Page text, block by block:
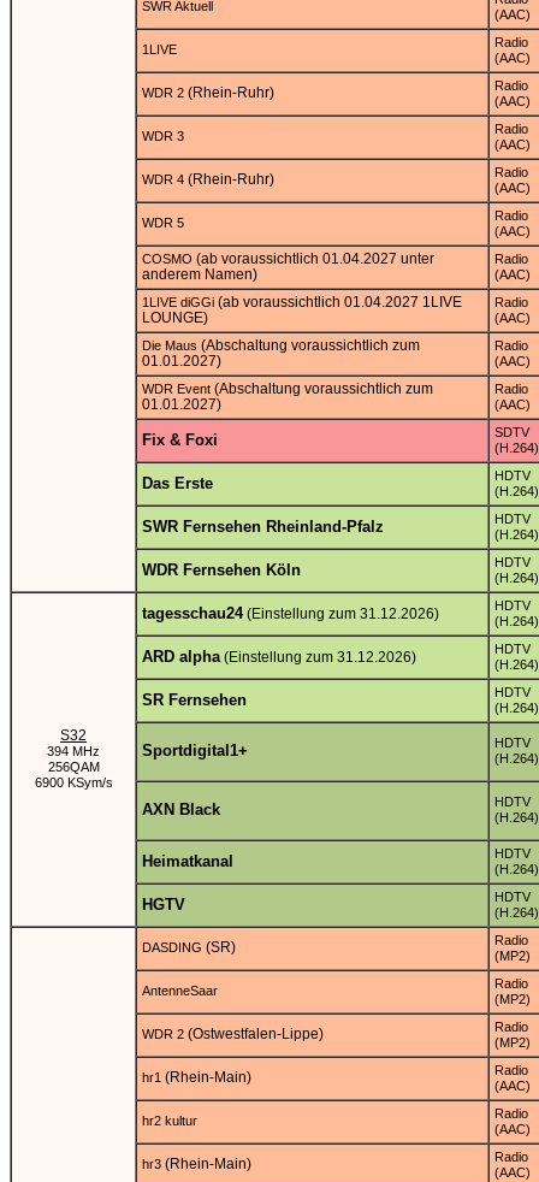
SWR Aktuell
(AAC)
1LIVE
Radio
(AAC)
WDR 2 (Rhein-Ruhr)
Radio
(AAC)
WDR 3
Radio
(AAC)
WDR 4 (Rhein-Ruhr)
Radio
(AAC)
WDR 5
Radio
(AAC)
COSMO (ab voraussichtlich 01.04.2027 unter
anderem Namen)
Radio
(AAC)
1LIVE diGGi (ab voraussichtlich 01.04.2027 1LIVE
LOUNGE)
Radio
(AAC)
Die Maus (Abschaltung voraussichtlich zum
01.01.2027)
Radio
(AAC)
WDR Event (Abschaltung voraussichtlich zum
01.01.2027)
Radio
(AAC)
Fix & Foxi
SDTV
(H.264)
Das Erste
HDTV
(H.264)
SWR Fernsehen Rheinland-Pfalz
HDTV
(H.264)
WDR Fernsehen Köln
HDTV
(H.264)
S32
394 MHz
256QAM
6900 KSym/s
tagesschau24(Einstellung zum 31.12.2026)
HDTV
(H.264)
ARD alpha(Einstellung zum 31.12.2026)
HDTV
(H.264)
SR Fernsehen
HDTV
(H.264)
Sportdigital1+
HDTV
(H.264)
AXN Black
HDTV
(H.264)
Heimatkanal
HDTV
(H.264)
HGTV
HDTV
(H.264)
DASDING (SR)
Radio
(MP2)
AntenneSaar
Radio
(MP2)
WDR 2 (Ostwestfalen-Lippe)
Radio
(MP2)
hr1 (Rhein-Main)
Radio
(AAC)
hr2 kultur
Radio
(AAC)
hr3 (Rhein-Main)
Radio
(AAC)